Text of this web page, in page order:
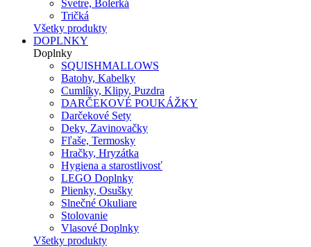
Svetre, Bolerká
Tričká
Všetky produkty
DOPLNKY
Doplnky
SQUISHMALLOWS
Batohy, Kabelky
Cumlíky, Klipy, Puzdra
DARČEKOVÉ POUKÁŽKY
Darčekové Sety
Deky, Zavinovačky
Fľaše, Termosky
Hračky, Hryzátka
Hygiena a starostlivosť
LEGO Doplnky
Plienky, Osušky
Slnečné Okuliare
Stolovanie
Vlasové Doplnky
Všetky produkty